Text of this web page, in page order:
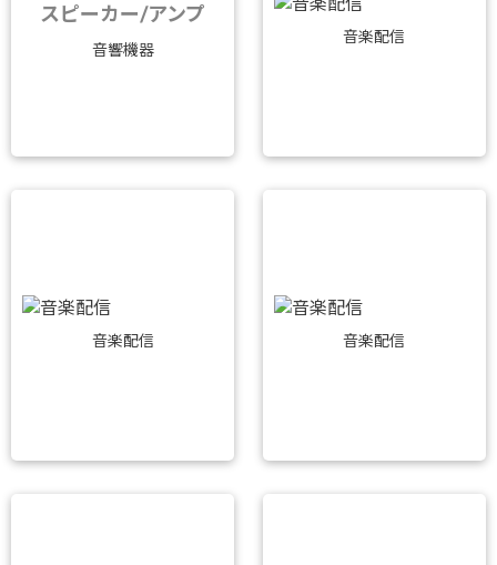
スピーカー/アンプ
音響機器
音楽配信
音楽配信 音楽配信